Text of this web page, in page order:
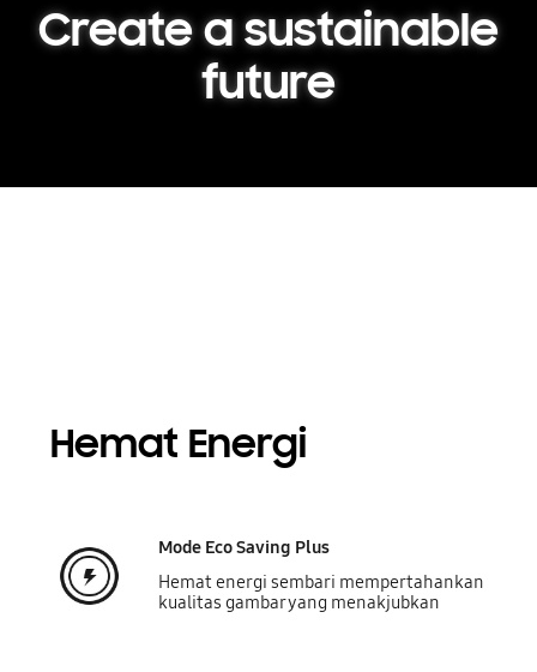
Create a sustainable
future
Hemat Energi
Mode Eco Saving Plus
Hemat energi sembari mempertahankan
kualitas gambar yang menakjubkan